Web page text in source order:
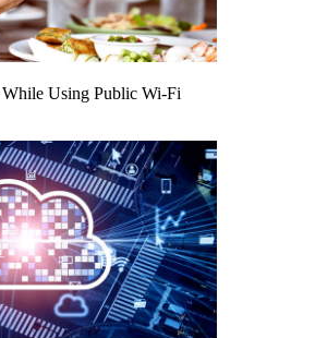
Using Public Wi-Fi